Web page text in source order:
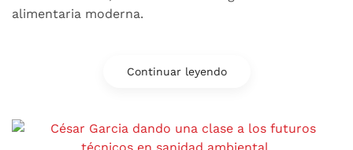
alimentaria moderna.
Continuar leyendo